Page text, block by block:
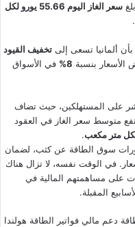
سعر الغاز اليوم 55.66 يورو لكل
بأن ألمانيا تسعى إلى تخفيف القيود
الأسعار بنسبة 8%
في الأسواق
على المستهلكين، حيث تضاف
متوسط سعر الغاز في العقود
.
سوق الطاقة عن كثب، لضمان
في الوقت نفسه، لا تزال هناك
على مساهمتهم المالية في
المقبلة.
دعم مالي فواتير الطاقة هولندا